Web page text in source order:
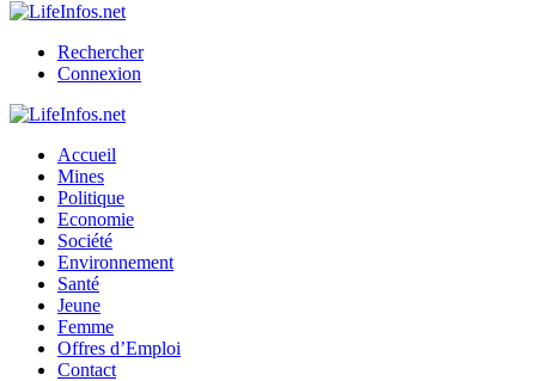
Rechercher
Connexion
Accueil
Mines
Politique
Economie
Société
Environnement
Santé
Jeune
Femme
Offres d’Emploi
Contact